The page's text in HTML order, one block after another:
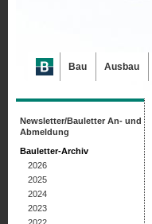
Newsletter/Bauletter An- und
Abmeldung
Bauletter-Archiv
2026
2025
2024
2023
Bau Ausbau